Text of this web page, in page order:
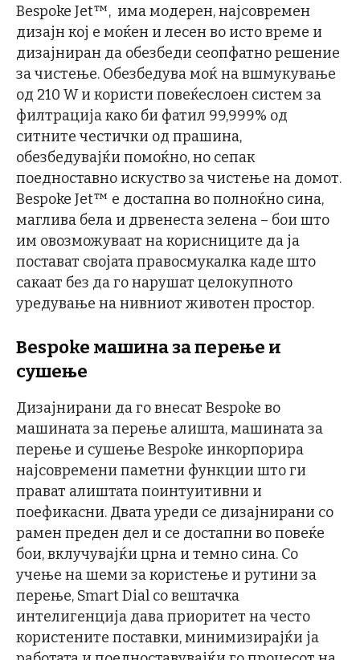
Bespoke Jet™, има модерен, најсовремен
дизајн кој е моќен и лесен во исто време и
дизајниран да обезбеди сеопфатно решение
за чистење. Обезбедува моќ на вшмукување
од 210 W и користи повеќеслоен систем за
филтрација како би фатил 99,999% од
ситните честички од прашина,
обезбедувајќи помоќно, но сепак
поедноставно искуство за чистење на домот.
Bespoke Jet™ е достапна во полноќно сина,
маглива бела и дрвенестa зелена – бои што
им овозможуваат на корисниците да ја
постават својата правосмукалка каде што
сакаат без да го нарушат целокупното
уредување на нивниот животен простор.
Bespoke машина за перење и
сушење
Дизајнирани да го внесат Bespoke во
машината за перење алишта, машината за
перење и сушење Bespoke инкорпорира
најсовремени паметни функции што ги
прават алиштата поинтуитивни и
поефикасни. Двата уреди се дизајнирани со
рамен преден дел и се достапни во повеќе
бои, вклучувајќи црна и темно сина. Со
учење на шеми за користење и рутини за
перење, Smart Dial со вештачка
интелигенција дава приоритет на често
користените поставки, минимизирајќи ја